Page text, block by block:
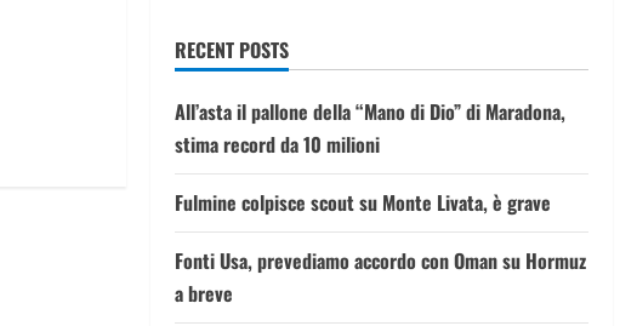
RECENT POSTS
All’asta il pallone della “Mano di Dio” di Maradona,
stima record da 10 milioni
Fulmine colpisce scout su Monte Livata, è grave
Fonti Usa, prevediamo accordo con Oman su Hormuz
a breve